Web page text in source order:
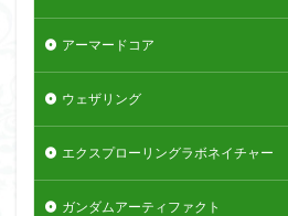
アーマードコア
ウェザリング
エクスプローリングラボネイチャー
ガンダムアーティファクト